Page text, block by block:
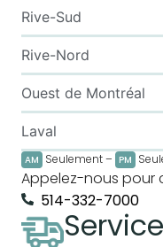
Rive-Sud
Rive-Nord
Ouest de Montréal
Laval
AM Seulement – PM
Appelez-nous pour
514-332-7000